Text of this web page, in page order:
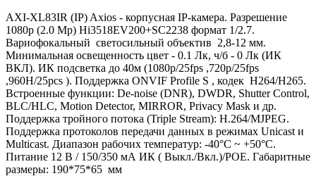
AXI-XL83IR (IP) Axios - корпусная IP-камера. Разрешение
1080р (2.0 Mp) Hi3518EV200+SC2238 формат 1/2.7.
Вариофокальный светосильный объектив 2,8-12 мм.
Минимальная освещенность цвет - 0.1 Лк, ч/б - 0 Лк (ИК
ВКЛ). ИК подсветка до 40м (1080p/25fps ,720p/25fps
,960H/25pcs ). Поддержка ONVIF Profile S , кодек H264/H265.
Встроенные функции: De-noise (DNR), DWDR, Shutter Control,
BLC/HLC, Motion Detector, MIRROR, Privacy Mask и др.
Поддержка тройного потока (Triple Stream): H.264/MJPEG.
Поддержка протоколов передачи данных в режимах Unicast и
Multicast. Диапазон рабочих температур: -40°С ~ +50°С.
Питание 12 В / 150/350 мА ИК ( Выкл./Вкл.)/POE. Габаритные
размеры: 190*75*65 мм